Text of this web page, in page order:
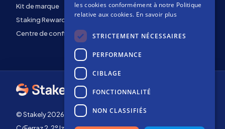
Kit de marque
Staking Rewards
Centre de confidentialité
© Stakely 2026 | Stakely, S.L. | NIF B72551682
les cookies conformément à notre Politique
relative aux cookies. En savoir plus
STRICTEMENT NÉCESSAIRES
PERFORMANCE
CIBLAGE
FONCTIONNALITÉ
NON CLASSIFIÉS